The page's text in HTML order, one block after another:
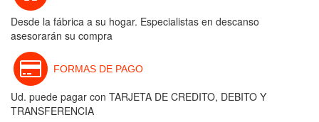
Desde la fábrica a su hogar. Especialistas en descanso
asesorarán su compra
FORMAS DE PAGO
Ud. puede pagar con TARJETA DE CREDITO, DEBITO Y
TRANSFERENCIA